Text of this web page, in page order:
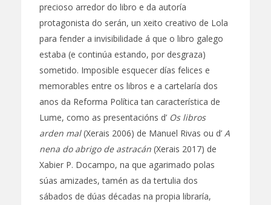
precioso arredor do libro e da autoría
protagonista do serán, un xeito creativo de Lola
para fender a invisibilidade á que o libro galego
estaba (e continúa estando, por desgraza)
sometido. Imposible esquecer días felices e
memorables entre os libros e a cartelaría dos
anos da Reforma Política tan característica de
Lume, como as presentacións d’ Os libros
arden mal(Xerais 2006) de Manuel Rivas ou d’ A
nena do abrigo de astracán(Xerais 2017) de
Xabier P. Docampo, na que agarimado polas
súas amizades, tamén as da tertulia dos
sábados de dúas décadas na propia libraría,